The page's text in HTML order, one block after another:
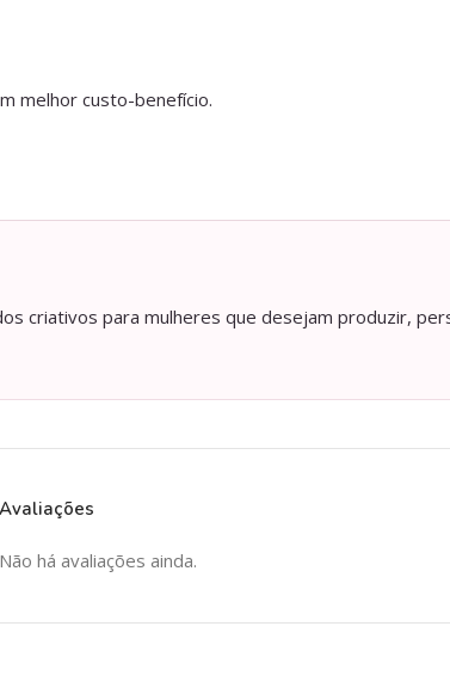
melhor custo-benefício.
criativos para mulheres que desejam produzir,
Avaliações
Não há avaliações ainda.